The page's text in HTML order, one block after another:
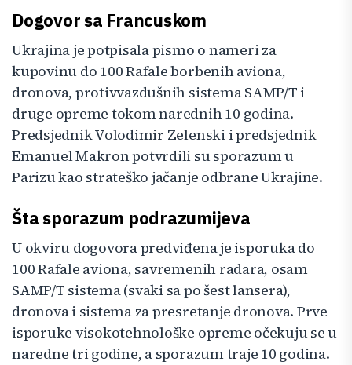
Dogovor sa Francuskom
Ukrajina je potpisala pismo o nameri za
kupovinu do 100 Rafale borbenih aviona,
dronova, protivvazdušnih sistema SAMP/T i
druge opreme tokom narednih 10 godina.
Predsjednik Volodimir Zelenski i predsjednik
Emanuel Makron potvrdili su sporazum u
Parizu kao strateško jačanje odbrane Ukrajine.
Šta sporazum podrazumijeva
U okviru dogovora predviđena je isporuka do
100 Rafale aviona, savremenih radara, osam
SAMP/T sistema (svaki sa po šest lansera),
dronova i sistema za presretanje dronova. Prve
isporuke visokotehnološke opreme očekuju se u
naredne tri godine, a sporazum traje 10 godina.